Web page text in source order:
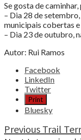
Se gosta de
– Dia 28 de
municipais cobertas
– Dia 23 de outubro,
Autor: Rui Ramos
Share
post
"Rota
Vindimas
2014"
Facebook
LinkedIn
Twitter
Print
Bluesky
Continue
Previous Trail